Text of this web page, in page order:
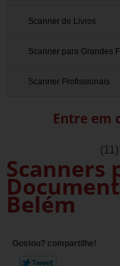
Scanner de Livros
Scanner para Grandes
Scanner Profissionais
Entre em
(11)
Scanners
Belém
Gostou? compartilhe!